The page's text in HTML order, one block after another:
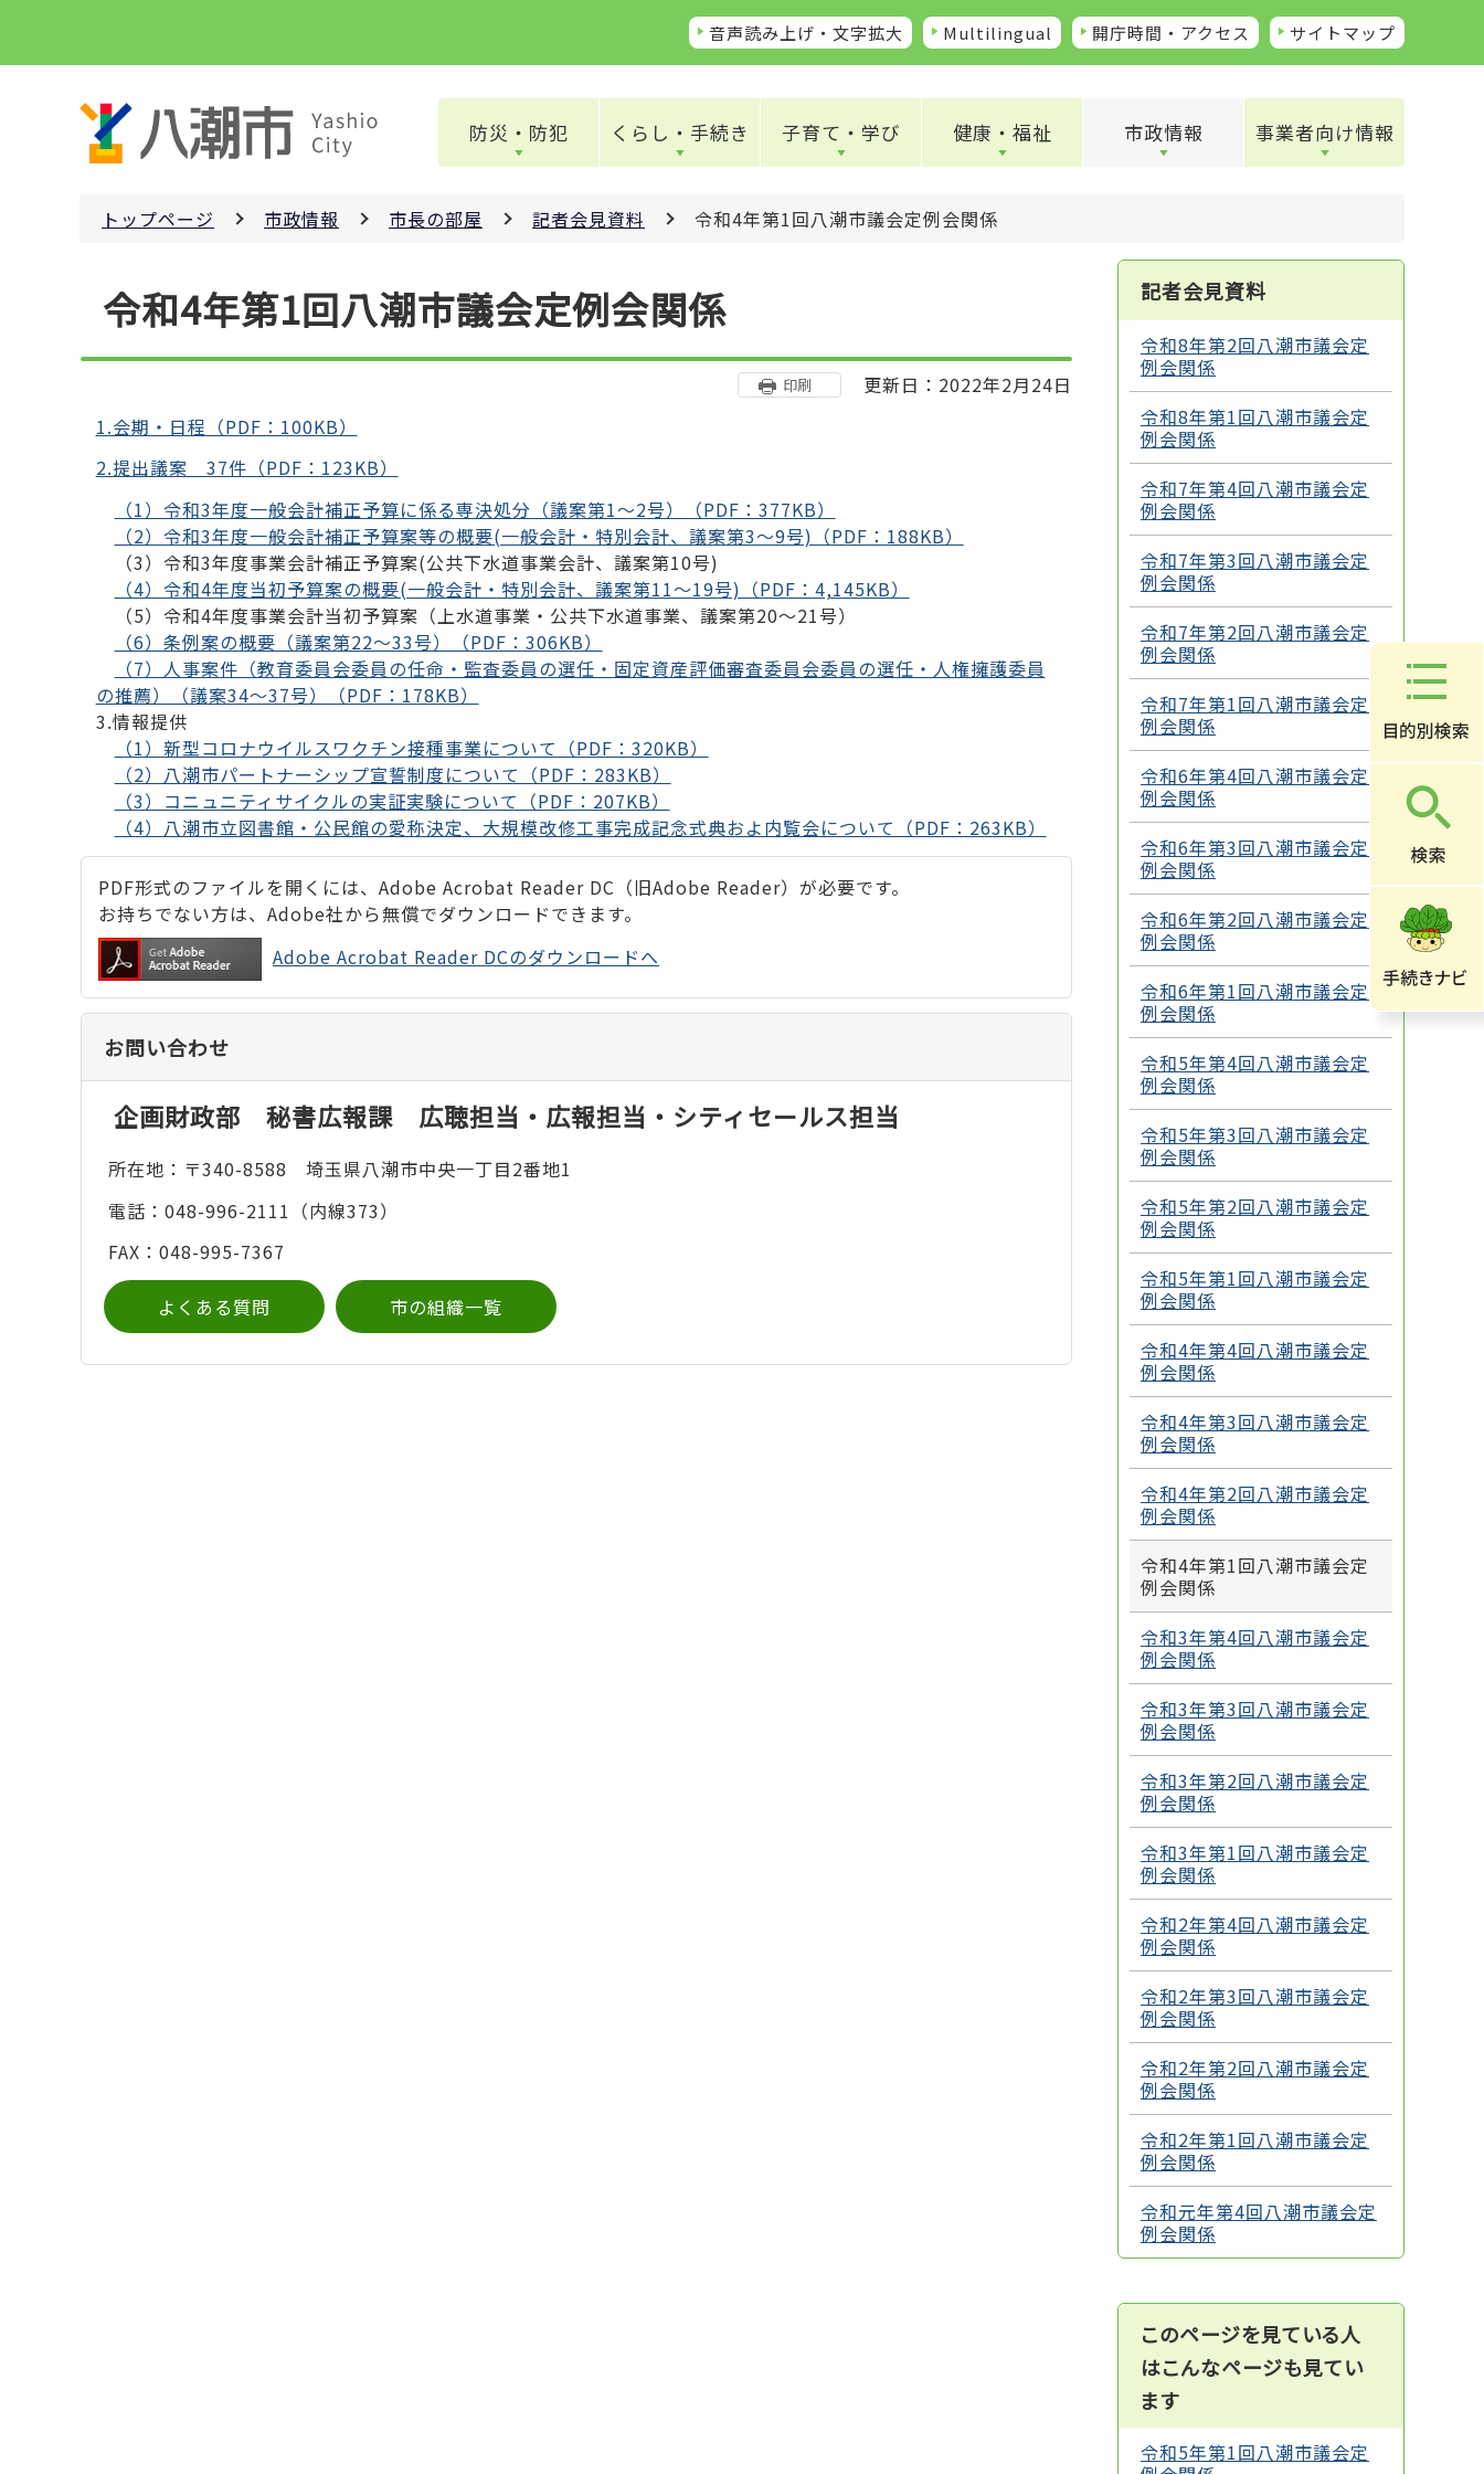
ペ
音声読み上げ・文字拡大 Multilingual 開庁時間・アクセス サイトマップ
防災・防犯 くらし・手続き 子育て・学び 健康・福祉 市政情報 事業者向け情報
トップページ 市政情報 市長の部屋 記者会見資料 令和4年第1回八潮市議会定例会関係
令和4年第1回八潮市議会定例会関係
印刷
更新日：2022年2月24日
1.会期・日程（PDF：100KB）
2.提出議案 37件（PDF：123KB）
（1）令和3年度一般会計補正予算に係る専決処分（議案第1～2号）（PDF：377KB）
（2）令和3年度一般会計補正予算案等の概要(一般会計・特別会計、議案第3～9号)（PDF：188KB）
（3）令和3年度事業会計補正予算案(公共下水道事業会計、議案第10号)
（4）令和4年度当初予算案の概要(一般会計・特別会計、議案第11～19号)（PDF：4,145KB）
（5）令和4年度事業会計当初予算案（上水道事業・公共下水道事業、議案第20～21号）
（6）条例案の概要（議案第22～33号）（PDF：306KB）
（7）人事案件（教育委員会委員の任命・監査委員の選任・固定資産評価審査委員会委員の選任・人権擁護委員
の推薦）（議案34～37号）（PDF：178KB）
3.情報提供
（1）新型コロナウイルスワクチン接種事業について（PDF：320KB）
（2）八潮市パートナーシップ宣誓制度について（PDF：283KB）
（3）コニュニティサイクルの実証実験について（PDF：207KB）
（4）八潮市立図書館・公民館の愛称決定、大規模改修工事完成記念式典およ内覧会について（PDF：263KB）
PDF形式のファイルを開くには、Adobe Acrobat Reader DC（旧Adobe Reader）が必要です。
お持ちでない方は、Adobe社から無償でダウンロードできます。
Adobe Acrobat Reader DCのダウンロードへ
お問い合わせ
企画財政部 秘書広報課 広聴担当・広報担当・シティセールス担当
所在地：〒340-8588 埼玉県八潮市中央一丁目2番地1
電話：048-996-2111（内線373）
FAX：048-995-7367
よくある質問 市の組織一覧
記者会見資料
令和8年第2回八潮市議会定
例会関係
令和8年第1回八潮市議会定
例会関係
令和7年第4回八潮市議会定
例会関係
令和7年第3回八潮市議会定
例会関係
令和7年第2回八潮市議会定
例会関係
令和7年第1回八潮市議会定
例会関係
令和6年第4回八潮市議会定
例会関係
令和6年第3回八潮市議会定
例会関係
令和6年第2回八潮市議会定
例会関係
令和6年第1回八潮市議会定
例会関係
令和5年第4回八潮市議会定
例会関係
令和5年第3回八潮市議会定
例会関係
令和5年第2回八潮市議会定
例会関係
令和5年第1回八潮市議会定
例会関係
令和4年第4回八潮市議会定
例会関係
令和4年第3回八潮市議会定
例会関係
令和4年第2回八潮市議会定
例会関係
令和4年第1回八潮市議会定
例会関係
令和3年第4回八潮市議会定
例会関係
令和3年第3回八潮市議会定
例会関係
令和3年第2回八潮市議会定
例会関係
令和3年第1回八潮市議会定
例会関係
令和2年第4回八潮市議会定
例会関係
令和2年第3回八潮市議会定
例会関係
令和2年第2回八潮市議会定
例会関係
令和2年第1回八潮市議会定
例会関係
令和元年第4回八潮市議会定
例会関係
このページを見ている人
はこんなページも見てい
ます
令和5年第1回八潮市議会定